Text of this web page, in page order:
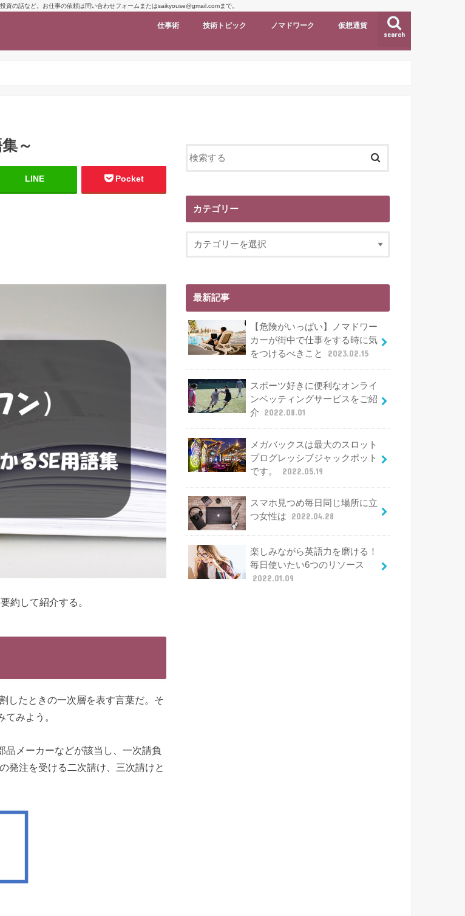
資の話など。お仕事の依頼は問い合わせフォームまたはsaikyouse@gmail.comまで。
search
仕事術 技術トピック ノマドワーク 仮想通貨
～
LINE Pocket
約して紹介する。
したときの一次層を表す言葉だ。そ
みよう。
メーカーなどが該当し、一次請負
発注を受ける二次請け、三次請けと
カテゴリー
最新記事
【危険がいっぱい】ノマドワー
カーが街中で仕事をする時に気
をつけるべきこと
2023.02.15
スポーツ好きに便利なオンライ
ンベッティングサービスをご紹
介
2022.08.01
メガバックスは最大のスロット
プログレッシブジャックポット
です。
2022.05.19
スマホ見つめ毎日同じ場所に立
つ女性は
2022.04.28
楽しみながら英語力を磨ける！
毎日使いたい6つのリソース
2022.01.09